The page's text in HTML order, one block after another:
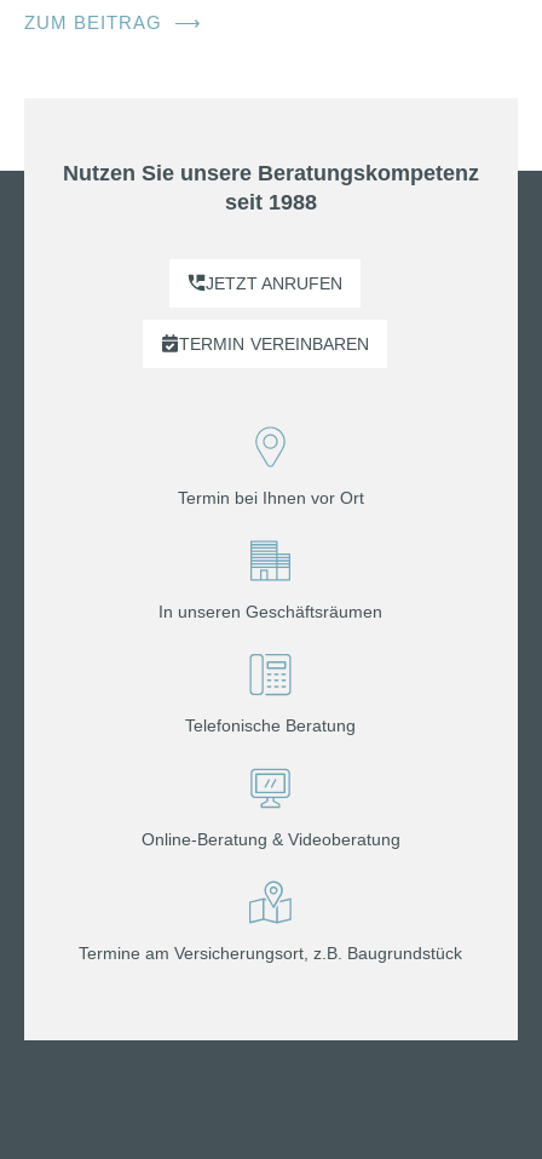
ZUM BEITRAG ⟶
Nutzen Sie unsere Beratungskompetenz
seit 1988
JETZT ANRUFEN
TERMIN VEREINBAREN
Termin bei Ihnen vor Ort
In unseren Geschäftsräumen
Telefonische Beratung
Online-Beratung & Videoberatung
Termine am Versicherungsort, z.B. Baugrundstück